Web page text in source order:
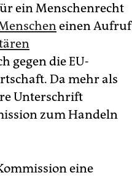
ein Menschenrecht
einen Aufruf
gegen die EU-
Da mehr als
Unterschrift
zum Handeln
eine